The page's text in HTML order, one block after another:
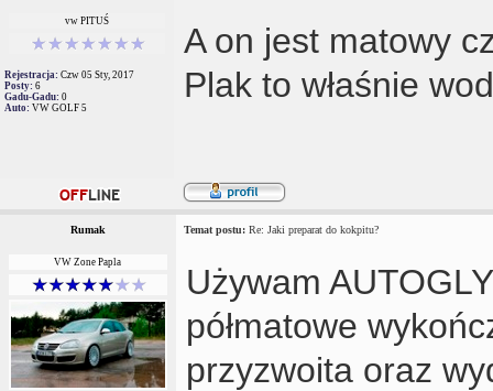
vw PITUŚ
Rejestracja: Czw 05 Sty, 2017
Posty: 6
Gadu-Gadu: 0
Auto: VW GOLF 5
A on jest matowy
Plak to właśnie
Rumak Temat postu: Re: Jaki preparat do kokpitu?
VW Zone Papla
Używam
półmatowe
przyzwoita oraz